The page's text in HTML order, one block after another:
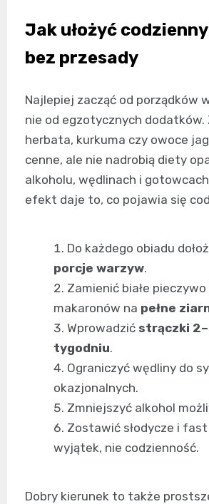
Jak ułożyć
bez przesady
Najlepiej zacząć od porządków
nie od egzotycznych dodatków.
herbata, kurkuma czy owoce
cenne, ale nie nadrobią diety
alkoholu, wędlinach i
efekt daje to, co pojawia się
Do każdego obiadu
porcje warzyw.
Zamienić białe
makaronów na pełne
Wprowadzić strączki
tygodniu.
Ograniczyć wędliny do
okazjonalnych.
Zmniejszyć alkohol
Zostawić słodycze i
wyjątek, nie codzienność.
Dobry kierunek to także